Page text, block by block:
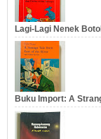
Lagi-Lagi Nenek
Buku Import: A